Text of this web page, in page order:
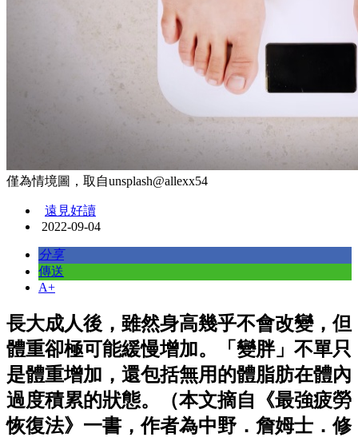
僅為情境圖，取自unsplash@allexx54
遠見好讀
2022-09-04
分享
傳送
A+
長大成人後，雖然身高幾乎不會改變，但
體重卻極可能緩慢增加。「變胖」不單只
是體重增加，還包括無用的體脂肪在體內
過度積累的狀態。（本文摘自《最強疲勞
恢復法》一書，作者為中野．詹姆士．修